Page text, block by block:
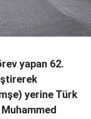
yapan 62.
yerine Türk